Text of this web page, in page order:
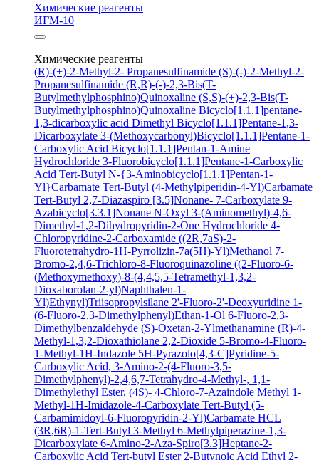
Химические реагенты
ИГМ-10
Химические реагенты
(R)-(+)-2-Methyl-2- Propanesulfinamide (S)-(-)-2-Methyl-2-
Propanesulfinamide (R,R)-(-)-2,3-Bis(T-
Butylmethylphosphino)Quinoxaline (S,S)-(+)-2,3-Bis(T-
Butylmethylphosphino)Quinoxaline Bicyclo[1.1.1]pentane-
1,3-dicarboxylic acid Dimethyl Bicyclo[1.1.1]Pentane-1,3-
Dicarboxylate 3-(Methoxycarbonyl)Bicyclo[1.1.1]Pentane-1-
Carboxylic Acid Bicyclo[1.1.1]Pentan-1-Amine
Hydrochloride 3-Fluorobicyclo[1.1.1]Pentane-1-Carboxylic
Acid Tert-Butyl N-{3-Aminobicyclo[1.1.1]Pentan-1-
Yl}Carbamate Tert-Butyl (4-Methylpiperidin-4-Yl)Carbamate
Tert-Butyl 2,7-Diazaspiro [3.5]Nonane- 7-Carboxylate 9-
Azabicyclo[3.3.1]Nonane N-Oxyl 3-(Aminomethyl)-4,6-
Dimethyl-1,2-Dihydropyridin-2-One Hydrochloride 4-
Chloropyridine-2-Carboxamide ((2R,7aS)-2-
Fluorotetrahydro-1H-Pyrrolizin-7a(5H)-Yl)Methanol 7-
Bromo-2,4,6-Trichloro-8-Fluoroquinazoline ((2-Fluoro-6-
(Methoxymethoxy)-8-(4,4,5,5-Tetramethyl-1,3,2-
Dioxaborolan-2-yl)Naphthalen-1-
Yl)Ethynyl)Triisopropylsilane 2'-Fluoro-2'-Deoxyuridine 1-
(6-Fluoro-2,3-Dimethylphenyl)Ethan-1-Ol 6-Fluoro-2,3-
Dimethylbenzaldehyde (S)-Oxetan-2-Ylmethanamine (R)-4-
Methyl-1,3,2-Dioxathiolane 2,2-Dioxide 5-Bromo-4-Fluoro-
1-Methyl-1H-Indazole 5H-Pyrazolo[4,3-C]Pyridine-5-
Carboxylic Acid, 3-Amino-2-(4-Fluoro-3,5-
Dimethylphenyl)-2,4,6,7-Tetrahydro-4-Methyl-, 1,1-
Dimethylethyl Ester, (4S)- 4-Chloro-7-Azaindole Methyl 1-
Methyl-1H-Imidazole-4-Carboxylate Tert-Butyl (5-
Carbamimidoyl-6-Fluoropyridin-2-Yl)Carbamate HCL
(3R,6R)-1-Tert-Butyl 3-Methyl 6-Methylpiperazine-1,3-
Dicarboxylate 6-Amino-2-Aza-Spiro[3.3]Heptane-2-
Carboxylic Acid Tert-butyl Ester 2-Butynoic Acid Ethyl 2-